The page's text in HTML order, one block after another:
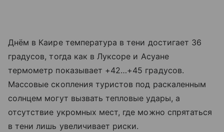
Днём в Каире температура в тени достигает 36
градусов, тогда как в Луксоре и Асуане
термометр показывает +42…+45 градусов.
Массовые скопления туристов под раскаленным
солнцем могут вызвать тепловые удары, а
отсутствие укромных мест, где можно спрятаться
в тени лишь увеличивает риски.